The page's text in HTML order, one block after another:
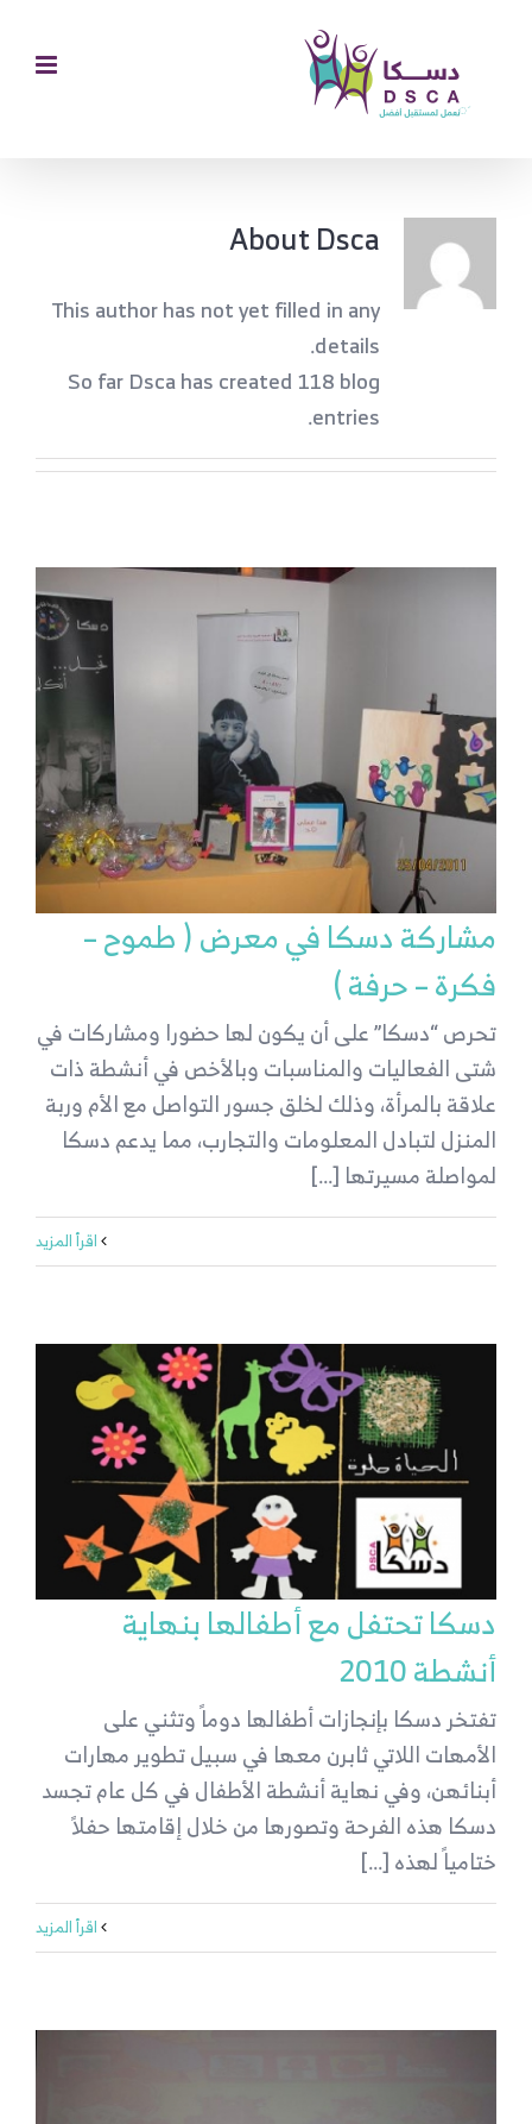
content
AboutDsca
This author has not yet filled in any
details.
So far Dsca has created 118 blog
entries.
مشاركة دسكا في معرض ( طموح –
فكرة – حرفة )
تحرص “دسكا” على أن يكون لها حضورا ومشاركات في
شتى الفعاليات والمناسبات وبالأخص في أنشطة ذات
علاقة بالمرأة، وذلك لخلق جسور التواصل مع الأم وربة
المنزل لتبادل المعلومات والتجارب، مما يدعم دسكا
لمواصلة مسيرتها [...]
دسكا تحتفل مع أطفالها بنهاية
أنشطة 2010
تفتخر دسكا بإنجازات أطفالها دوماً وتثني على
الأمهات اللاتي ثابرن معها في سبيل تطوير مهارات
أبنائهن، وفي نهاية أنشطة الأطفال في كل عام تجسد
دسكا هذه الفرحة وتصورها من خلال إقامتها حفلاً
ختامياً لهذه [...]